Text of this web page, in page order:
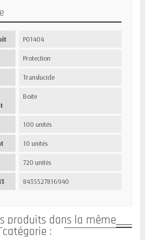
P01404
Protection
Translucide
Boite
100 unités
10 unités
720 unités
8435527816940
produits dans la même
catégorie :